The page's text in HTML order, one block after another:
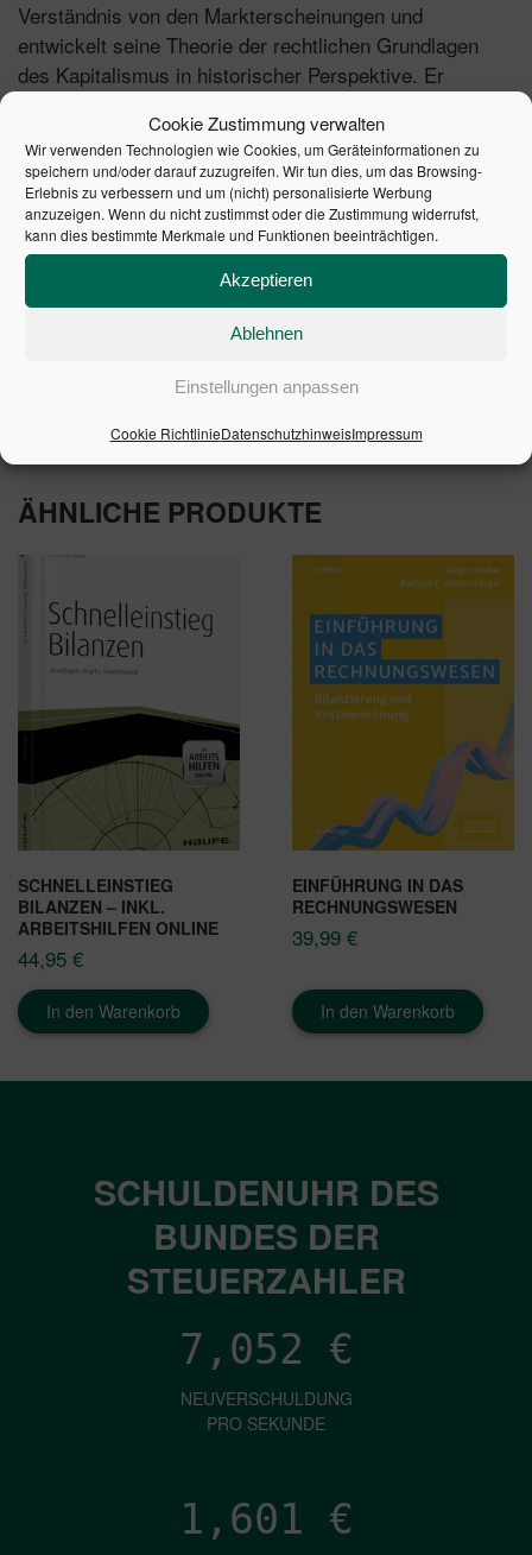
Cookie Zustimmung verwalten
Wir verwenden Technologien wie Cookies, um Geräteinformationen zu
speichern und/oder darauf zuzugreifen. Wir tun dies, um das Browsing-
Erlebnis zu verbessern und um (nicht) personalisierte Werbung
anzuzeigen. Wenn du nicht zustimmst oder die Zustimmung widerrufst,
kann dies bestimmte Merkmale und Funktionen beeinträchtigen.
Akzeptieren
Ablehnen
Einstellungen anpassen
Cookie RichtlinieDatenschutzhinweisImpressum
Verständnis von den Markterscheinungen und
entwickelt seine Theorie der rechtlichen Grundlagen
des Kapitalismus in historischer Perspektive. Er
Wettbewerbsmuster für die amerikanische Wirtschaft
und effektive Strategien für wirtschaftspolitische
Reformen; er weist nach, warum rechtliche Prinzipien in
die Wirtschaftstheorie eingebracht werden müssen und
er zeigt, wie seine Wertlehre eingesetzt werden kann,
um den stetigen Prozess institutioneller Anpassung zu
beeinflussen.
ÄHNLICHE PRODUKTE
SCHNELLEINSTIEG
BILANZEN – INKL.
ARBEITSHILFEN ONLINE
44,95 €
In den Warenkorb
EINFÜHRUNG IN DAS
RECHNUNGSWESEN
39,99 €
In den Warenkorb
SCHULDENUHR DES
BUNDES DER
STEUERZAHLER
7,052 €
NEUVERSCHULDUNG
PRO SEKUNDE
1,601 €